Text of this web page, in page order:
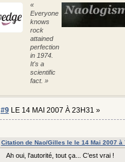
«
Everyone
knows
rock
attained
perfection
in 1974.
It's a
scientific
fact. »
#9LE 14 MAI 2007 À 23H31 »
Citation de Nao/Gilles le le 14 Mai 2007 à
Ah oui, l'autorité, tout ça... C'est vrai !